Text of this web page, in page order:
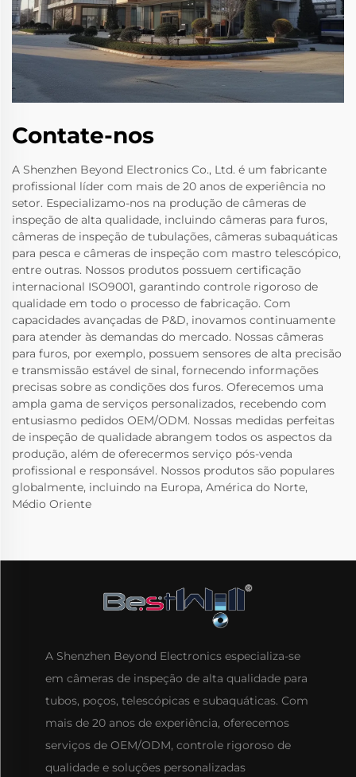
Contate-nos
A Shenzhen Beyond Electronics Co., Ltd. é um fabricante
profissional líder com mais de 20 anos de experiência no
setor. Especializamo-nos na produção de câmeras de
inspeção de alta qualidade, incluindo câmeras para furos,
câmeras de inspeção de tubulações, câmeras subaquáticas
para pesca e câmeras de inspeção com mastro telescópico,
entre outras. Nossos produtos possuem certificação
internacional ISO9001, garantindo controle rigoroso de
qualidade em todo o processo de fabricação. Com
capacidades avançadas de P&D, inovamos continuamente
para atender às demandas do mercado. Nossas câmeras
para furos, por exemplo, possuem sensores de alta precisão
e transmissão estável de sinal, fornecendo informações
precisas sobre as condições dos furos. Oferecemos uma
ampla gama de serviços personalizados, recebendo com
entusiasmo pedidos OEM/ODM. Nossas medidas perfeitas
de inspeção de qualidade abrangem todos os aspectos da
produção, além de oferecermos serviço pós-venda
profissional e responsável. Nossos produtos são populares
globalmente, incluindo na Europa, América do Norte,
Médio Oriente
A Shenzhen Beyond Electronics especializa-se
em câmeras de inspeção de alta qualidade para
tubos, poços, telescópicas e subaquáticas. Com
mais de 20 anos de experiência, oferecemos
serviços de OEM/ODM, controle rigoroso de
qualidade e soluções personalizadas